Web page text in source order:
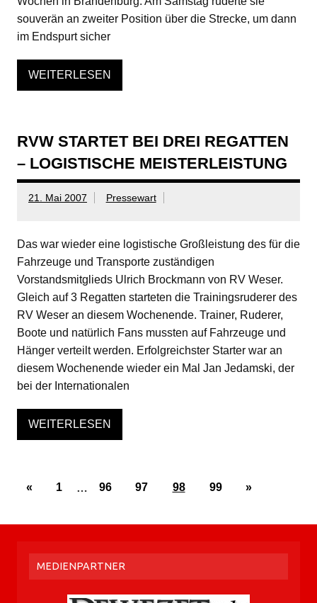
souverän an zweiter Position über die Strecke, um dann
im Endspurt sicher
WEITERLESEN
RVW STARTET BEI DREI REGATTEN
– LOGISTISCHE MEISTERLEISTUNG
21. Mai 2007 Pressewart
Das war wieder eine logistische Großleistung des für die
Fahrzeuge und Transporte zuständigen
Vorstandsmitglieds Ulrich Brockmann von RV Weser.
Gleich auf 3 Regatten starteten die Trainingsruderer des
RV Weser an diesem Wochenende. Trainer, Ruderer,
Boote und natürlich Fans mussten auf Fahrzeuge und
Hänger verteilt werden. Erfolgreichster Starter war an
diesem Wochenende wieder ein Mal Jan Jedamski, der
bei der Internationalen
WEITERLESEN
« 1 96 97 98 99 »
MEDIENPARTNER